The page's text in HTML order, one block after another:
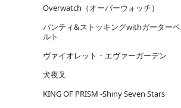
Overwatch（オーバーウォッチ）
パンティ&ストッキングwithガーターベ
ルト
ヴァイオレット・エヴァーガーデン
犬夜叉
KING OF PRISM -Shiny Seven Stars